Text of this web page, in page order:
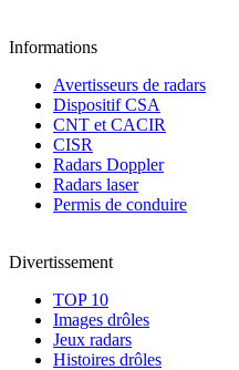
Informations
Avertisseurs de radars
Dispositif CSA
CNT et CACIR
CISR
Radars Doppler
Radars laser
Permis de conduire
Divertissement
TOP 10
Images drôles
Jeux radars
Histoires drôles